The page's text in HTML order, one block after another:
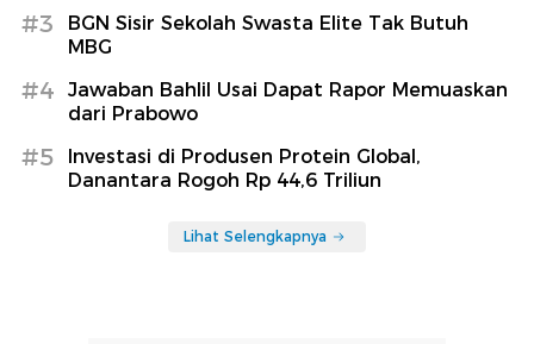
#3
BGN Sisir Sekolah Swasta Elite Tak Butuh
MBG
#4
Jawaban Bahlil Usai Dapat Rapor Memuaskan
dari Prabowo
#5
Investasi di Produsen Protein Global,
Danantara Rogoh Rp 44,6 Triliun
Lihat Selengkapnya